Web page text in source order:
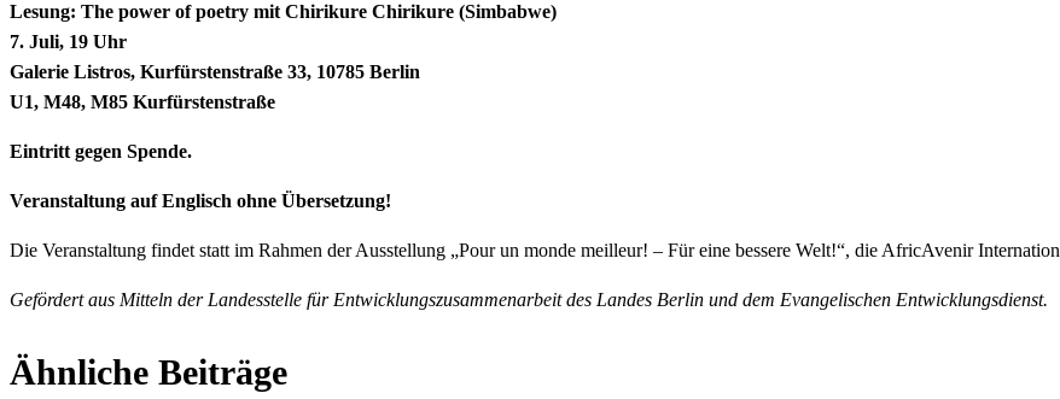
Lesung: The power of poetry mit Chirikure Chirikure (Simbabwe)
7. Juli, 19 Uhr
Galerie Listros, Kurfürstenstraße 33, 10785 Berlin
U1, M48, M85 Kurfürstenstraße
Eintritt gegen Spende.
Veranstaltung auf Englisch ohne Übersetzung!
Die Veranstaltung findet statt im Rahmen der Ausstellung „Pour un monde meilleur! – Für eine bessere Welt!“, die AfricAvenir
Gefördert aus Mitteln der Landesstelle für Entwicklungszusammenarbeit des Landes Berlin und dem Evangelischen Entwicklungsdienst.
Ähnliche Beiträge